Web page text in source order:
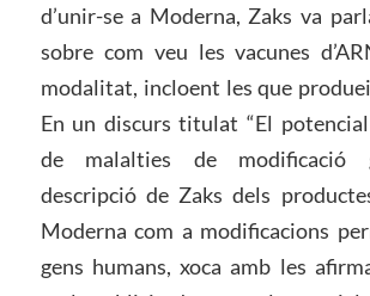
d’unir-se a Moderna, Zaks va
sobre com veu les vacunes
modalitat, incloent les que
En un discurs titulat “El potencial
de malalties de modificació
descripció de Zaks dels
Moderna com a modificacions
gens humans, xoca amb les